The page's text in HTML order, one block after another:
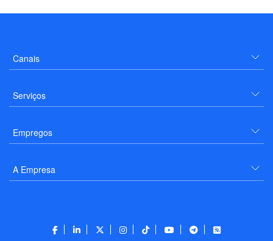
Canais
Serviços
Empregos
A Empresa